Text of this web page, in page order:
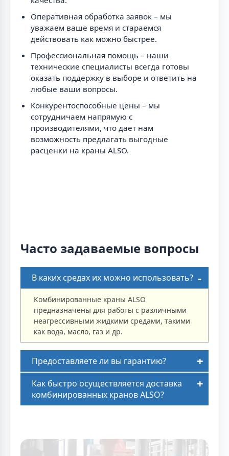
Оперативная обработка заявок – мы
уважаем ваше время и стараемся
действовать как можно быстрее.
Профессиональная помощь – наши
технические специалисты всегда готовы
оказать поддержку в выборе и ответить на
любые ваши вопросы.
Конкурентоспособные цены – мы
сотрудничаем напрямую с
производителями, что дает нам
возможность предлагать выгодные
расценки на краны ALSO.
Часто задаваемые вопросы
В каких средах их можно использовать?
Комбинированные краны ALSO
предназначены для работы с различными
неагрессивными жидкими средами, такими
как вода, масло, газ и др.
Предоставляете ли вы гарантию?
Как быстро осуществляется доставка
комбинированных кранов ALSO?